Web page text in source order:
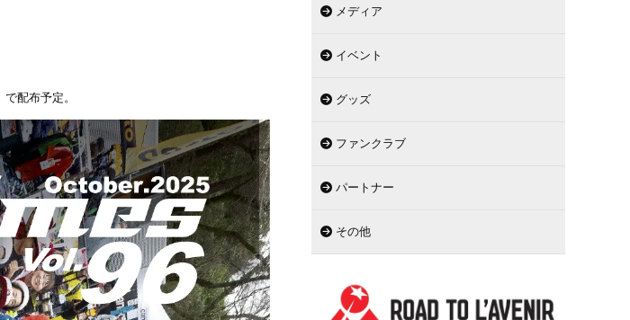
で配布予定。
メディア
イベント
グッズ
ファンクラブ
パートナー
その他